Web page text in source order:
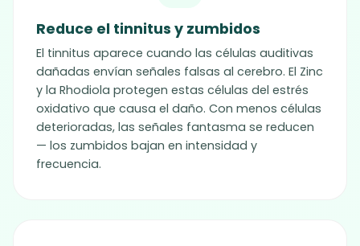
Reduce el tinnitus y zumbidos
El tinnitus aparece cuando las células auditivas
dañadas envían señales falsas al cerebro. El Zinc
y la Rhodiola protegen estas células del estrés
oxidativo que causa el daño. Con menos células
deterioradas, las señales fantasma se reducen
— los zumbidos bajan en intensidad y
frecuencia.